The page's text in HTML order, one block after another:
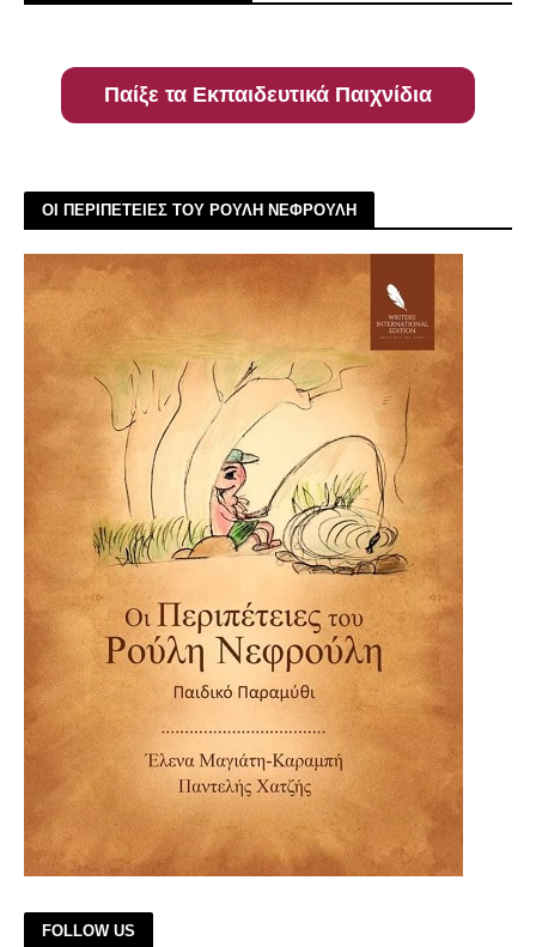
Παίξε τα Εκπαιδευτικά Παιχνίδια
ΟΙ ΠΕΡΙΠΕΤΕΙΕΣ ΤΟΥ ΡΟΥΛΗ ΝΕΦΡΟΥΛΗ
FOLLOW US